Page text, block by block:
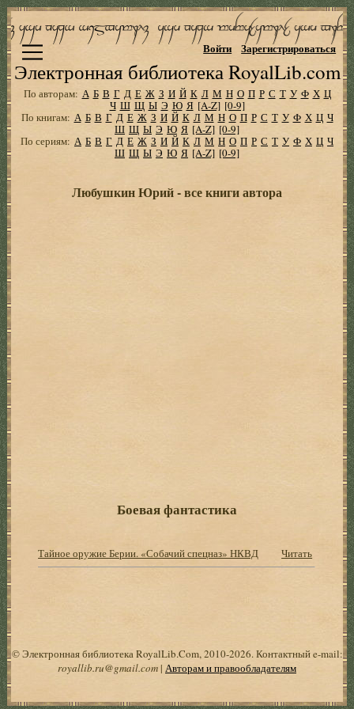
Электронная библиотека RoyalLib.com
Войти Зарегистрироваться
По авторам: А Б В Г Д Е Ж З И Й К Л М Н О П Р С Т У Ф Х Ц
Ч Ш Щ Ы Э Ю Я [A-Z] [0-9]
По книгам: А Б В Г Д Е Ж З И Й К Л М Н О П Р С Т У Ф Х Ц Ч
Ш Щ Ы Э Ю Я [A-Z] [0-9]
По сериям: А Б В Г Д Е Ж З И Й К Л М Н О П Р С Т У Ф Х Ц Ч
Ш Щ Ы Э Ю Я [A-Z] [0-9]
Любушкин Юрий - все книги автора
Боевая фантастика
Тайное оружие Берии. «Собачий спецназ» НКВД Читать
© Электронная библиотека RoyalLib.Com, 2010-2026. Контактный e-mail:
royallib.ru@gmail.com| Авторам и правообладателям